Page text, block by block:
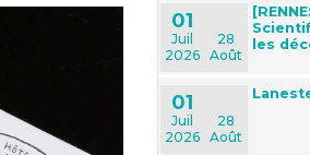
01
Juil
2026
28
Août
les
01
Juil
2026
28
Août